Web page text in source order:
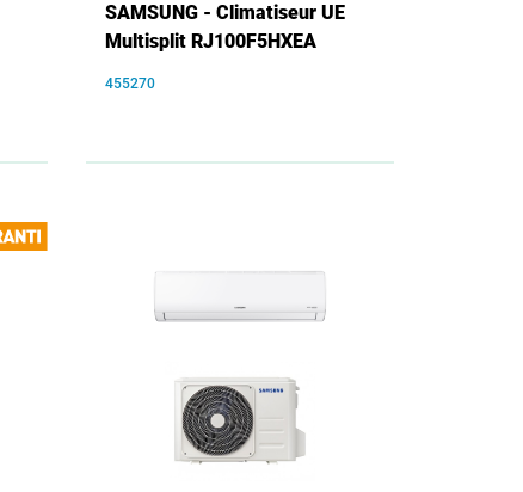
SAMSUNG - Climatiseur UE
Multisplit RJ100F5HXEA
455270